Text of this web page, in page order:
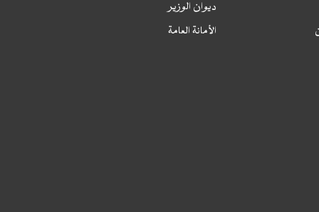
الخطة السنوية لمشتريات القطاع 2024
ديوان الوزير
الأمانة العامة